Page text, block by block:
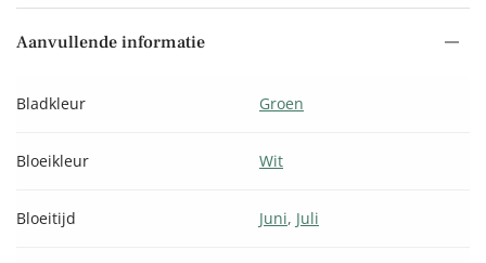
Aanvullende informatie
Bladkleur Groen
Bloeikleur Wit
Bloeitijd Juni, Juli